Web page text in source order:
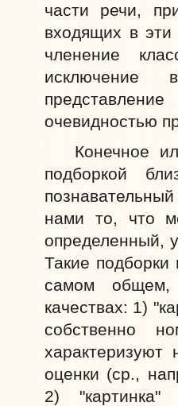
части речи,
входящих в эти
членение
исключение
очевидностью
Конечное или
подборкой
нами то, что
определенный,
Такие
самом общем,
качествах: 1)
собственно
оценки (ср.,
2) "картинка"